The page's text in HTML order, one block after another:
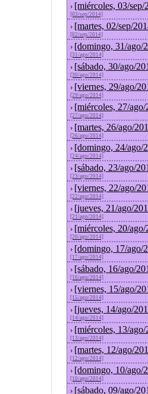
› [miércoles, 03/
[03/sep/2014]
› [martes, 02/sep/
[02/sep/2014]
› [domingo, 31/ago/
[31/ago/2014]
› [sábado, 30/ago/
[30/ago/2014]
› [viernes, 29/ago/
[29/ago/2014]
› [miércoles, 27/
[27/ago/2014]
› [martes, 26/ago/
[26/ago/2014]
› [domingo, 24/ago/
[24/ago/2014]
› [sábado, 23/ago/
[23/ago/2014]
› [viernes, 22/ago/
[22/ago/2014]
› [jueves, 21/ago/
[21/ago/2014]
› [miércoles, 20/
[20/ago/2014]
› [domingo, 17/ago/
[17/ago/2014]
› [sábado, 16/ago/
[16/ago/2014]
› [viernes, 15/ago/
[15/ago/2014]
› [jueves, 14/ago/
[14/ago/2014]
› [miércoles, 13/
[13/ago/2014]
› [martes, 12/ago/
[12/ago/2014]
› [domingo, 10/ago/
[10/ago/2014]
› [sábado, 09/ago/